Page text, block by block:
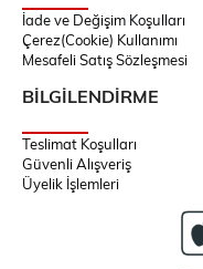
İade ve Değişim Koşulları
Çerez(Cookie) Kullanımı
Mesafeli Satış Sözleşmesi
BİLGİLENDİRME
Teslimat Koşulları
Güvenli Alışveriş
Üyelik İşlemleri